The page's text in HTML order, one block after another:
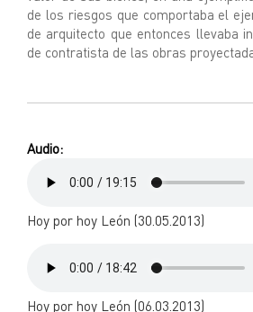
de los riesgos que comportaba el
de arquitecto que entonces llevaba
de contratista de las obras
Audio:
Hoy por hoy León (30.05.2013)
Hoy por hoy León (06.03.2013)